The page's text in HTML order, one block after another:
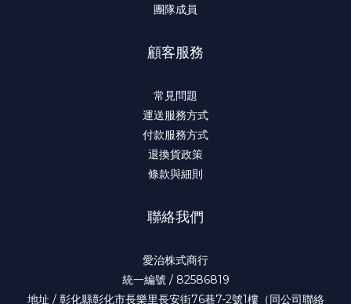
團隊成員
顧客服務
常見問題
運送服務方式
付款服務方式
退換貨政策
條款與細則
聯絡我們
愛治株式商行
統一編號 / 82586819
地址 / 彰化縣彰化市長樂里長安街76巷7-2號1樓（同公司聯絡